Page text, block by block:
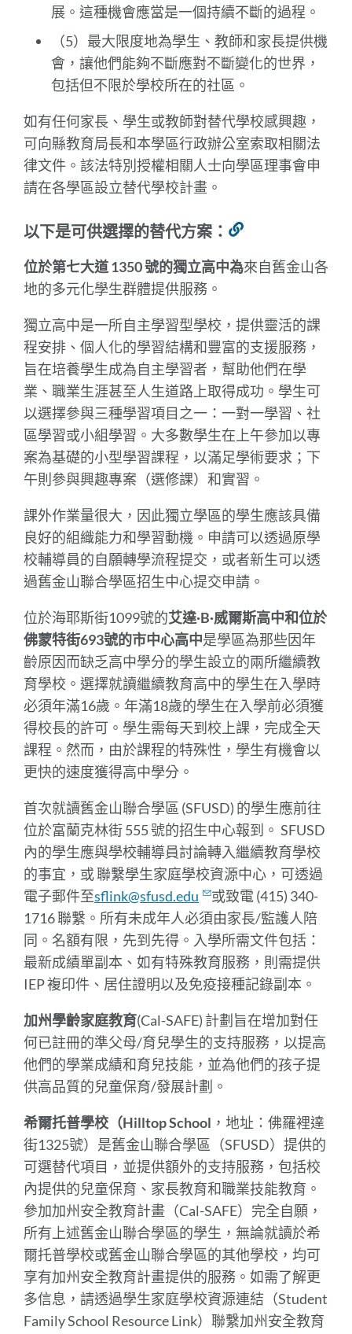
展。這種機會應當是一個持續不斷的過程。
（5）最大限度地為學生、教師和家長提供機
會，讓他們能夠不斷應對不斷變化的世界，
包括但不限於學校所在的社區。
如有任何家長、學生或教師對替代學校感興趣，
可向縣教育局長和本學區行政辦公室索取相關法
律文件。該法特別授權相關人士向學區理事會申
請在各學區設立替代學校計畫。
以下是可供選擇的替代方案：
到
分
位於第七大道 1350 號的獨立高中為來自舊金山各
地的多元化學生群體提供服務。
獨立高中是一所自主學習型學校，提供靈活的課
程安排、個人化的學習結構和豐富的支援服務，
旨在培養學生成為自主學習者，幫助他們在學
業、職業生涯甚至人生道路上取得成功。學生可
以選擇參與三種學習項目之一：一對一學習、社
區學習或小組學習。大多數學生在上午參加以專
案為基礎的小型學習課程，以滿足學術要求；下
午則參與興趣專案（選修課）和實習。
課外作業量很大，因此獨立學區的學生應該具備
良好的組織能力和學習動機。申請可以透過原學
校輔導員的自願轉學流程提交，或者新生可以透
過舊金山聯合學區招生中心提交申請。
位於海耶斯街1099號的艾達·B·威爾斯高中和位於
佛蒙特街693號的市中心高中是學區為那些因年
齡原因而缺乏高中學分的學生設立的兩所繼續教
育學校。選擇就讀繼續教育高中的學生在入學時
必須年滿16歲。年滿18歲的學生在入學前必須獲
得校長的許可。學生需每天到校上課，完成全天
課程。然而，由於課程的特殊性，學生有機會以
更快的速度獲得高中學分。
首次就讀舊金山聯合學區 (SFUSD) 的學生應前往
位於富蘭克林街 555 號的招生中心報到。 SFUSD
內的學生應與學校輔導員討論轉入繼續教育學校
的事宜，或聯繫學生家庭學校資源中心，可透過
電子郵件至sflink@sfusd.edu
或致電 (415) 340-
1716 聯繫 。所有未成年人必須由家長/監護人陪
同。名額有限，先到先得。入學所需文件包括：
最新成績單副本、如有特殊教育服務，則需提供
IEP 複印件、居住證明以及免疫接種記錄副本。
加州學齡家庭教育(Cal-SAFE) 計劃旨在增加對任
何已註冊的準父母/育兒學生的支持服務，以提高
他們的學業成績和育兒技能，並為他們的孩子提
供高品質的兒童保育/發展計劃。
希爾托普學校（Hilltop School ，地址：佛羅裡達
街1325號）是舊金山聯合學區（SFUSD）提供的
可選替代項目，並提供額外的支持服務，包括校
內提供的兒童保育、家長教育和職業技能教育。
參加加州安全教育計畫（Cal-SAFE）完全自願，
所有上述舊金山聯合學區的學生，無論就讀於希
爾托普學校或舊金山聯合學區的其他學校，均可
享有加州安全教育計畫提供的服務。如需了解更
多信息，請透過學生家庭學校資源連結（Student
Family School Resource Link）聯繫加州安全教育